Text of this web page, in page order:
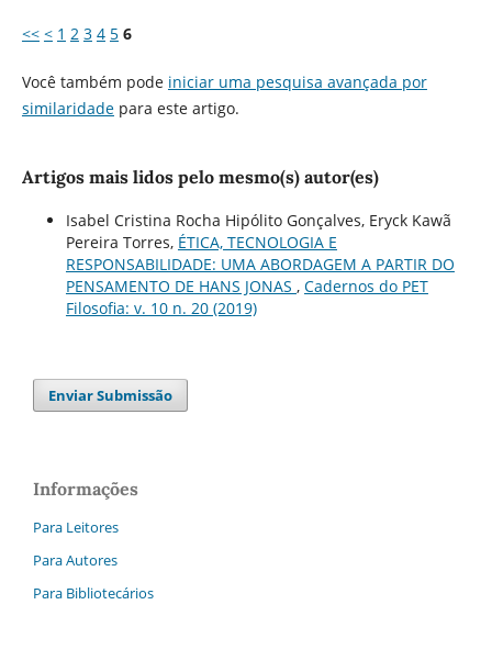
<< < 1 2 3 4 5 6
Você também pode iniciar uma pesquisa avançada por
similaridadepara este artigo.
Artigos mais lidos pelo mesmo(s) autor(es)
Isabel Cristina Rocha Hipólito Gonçalves, Eryck Kawã
Pereira Torres, ÉTICA, TECNOLOGIA E
RESPONSABILIDADE: UMA ABORDAGEM A PARTIR DO
PENSAMENTO DE HANS JONAS , Cadernos do PET
Filosofia: v. 10 n. 20 (2019)
Enviar Submissão
Informações
Para Leitores
Para Autores
Para Bibliotecários